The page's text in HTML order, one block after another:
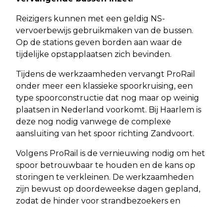
Reizigers kunnen met een geldig NS-
vervoerbewijs gebruikmaken van de bussen.
Op de stations geven borden aan waar de
tijdelijke opstapplaatsen zich bevinden.
Tijdens de werkzaamheden vervangt ProRail
onder meer een klassieke spoorkruising, een
type spoorconstructie dat nog maar op weinig
plaatsen in Nederland voorkomt. Bij Haarlem is
deze nog nodig vanwege de complexe
aansluiting van het spoor richting Zandvoort.
Volgens ProRail is de vernieuwing nodig om het
spoor betrouwbaar te houden en de kans op
storingen te verkleinen. De werkzaamheden
zijn bewust op doordeweekse dagen gepland,
zodat de hinder voor strandbezoekers en